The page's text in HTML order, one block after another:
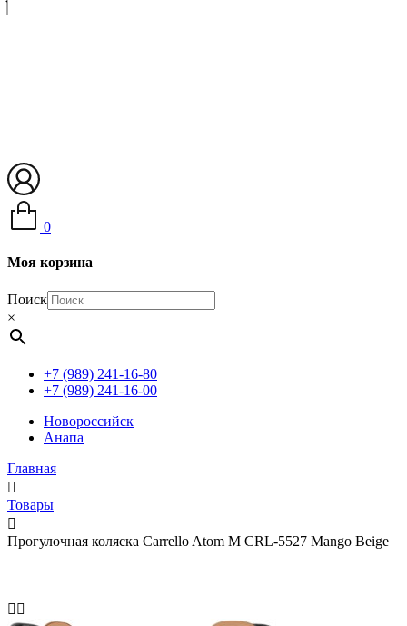
0
Моя корзина
Поиск
×
+7 (989) 241-16-80
+7 (989) 241-16-00
Новороссийск
Анапа
Главная
Товары
Прогулочная коляска Carrello Atom M CRL-5527 Mango Beige